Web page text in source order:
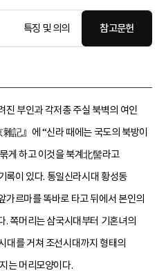
특징 및 의의 참고문헌
진 부인과 각저총 주실 북벽의 여인
記』에 “신라 때에는 국도의 북방이
게 하고 이것을 북계北髻라고
록이 있다. 통일신라시대 황성동
르마를 똑바로 타고 뒤에서 본인의
. 쪽머리는 삼국시대부터 기혼녀의
대를 거쳐 조선시대까지 형태의
는 머리모양이다.